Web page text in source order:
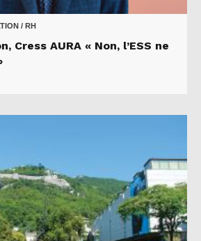
/ RH
Cress AURA « Non, l’ESS ne